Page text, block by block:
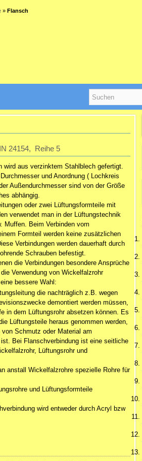
» Flansch
24154, Reihe 5
wird aus verzinktem Stahlblech gefertigt.
und Anordnung ( Lochkreis
Außendurchmesser sind von der Größe
abhängig.
oder zwei Lüftungsformteile mit
verwendet man in der Lüftungstechnik
Muffen. Beim Verbinden vom
Formteil werden keine zusätzlichen
Verbindungen werden dauerhaft durch
Schrauben befestigt.
die Verbindungen besondere Ansprüche
Verwendung von Wickelfalzrohr
bessere Wahl:
die nachträglich z.B. wegen
demontiert werden müssen,
in dem Lüftungsrohr absetzen können. Es
Lüftungsteile heraus genommen werden,
Schmutz oder Material am
Bei Flanschverbindung ist eine seitliche
Lüftungsrohr und
anstall Wickelfalzrohre spezielle Rohre für
und Lüftungsformteile
wird entweder durch Acryl bzw